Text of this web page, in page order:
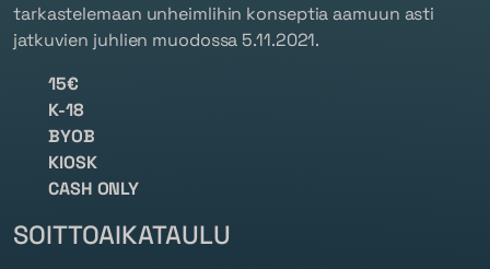
tarkastelemaan unheimlihin konseptia aamuun asti
jatkuvien juhlien muodossa 5.11.2021.
15€
K-18
BYOB
KIOSK
CASH ONLY
SOITTOAIKATAULU